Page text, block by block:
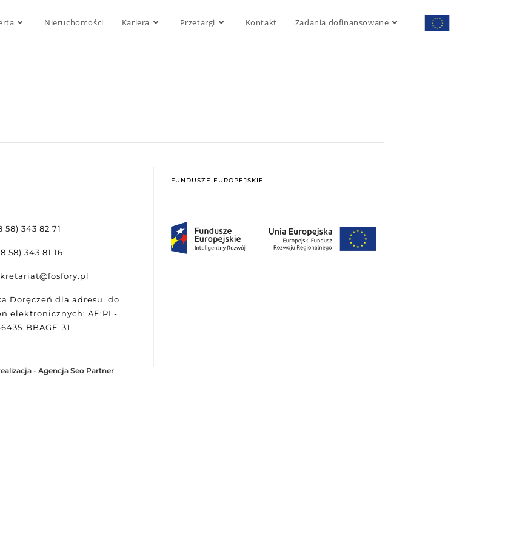
Nieruchomości Kariera Przetargi Kontakt Zadania dofinansowane
58) 343 82 71
58) 343 81 16
Doręczeń dla adresu do
elektronicznych: AE:PL-
BBAGE-31
FUNDUSZE EUROPEJSKIE
- Agencja Seo Partner